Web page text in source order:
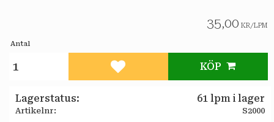
35,00 KR/LPM
Antal
KÖP
Lägg till i favoriter
Lagerstatus 61 lpm i lager
Artikelnr S2000